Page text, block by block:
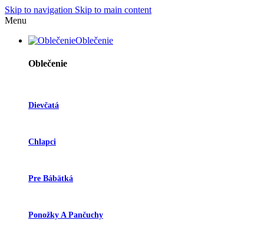
Skip to navigation Skip to main content
Menu
Oblečenie
Oblečenie
Dievčatá
Chlapci
Pre Bábätká
Ponožky A Pančuchy